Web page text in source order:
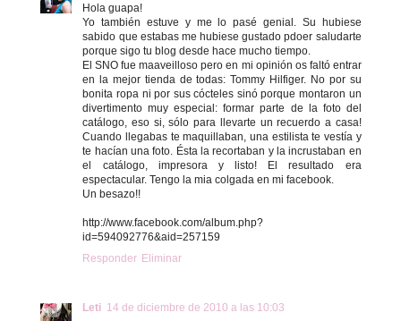
Hola guapa!
Yo también estuve y me lo pasé genial. Su hubiese
sabido que estabas me hubiese gustado pdoer saludarte
porque sigo tu blog desde hace mucho tiempo.
El SNO fue maaveilloso pero en mi opinión os faltó entrar
en la mejor tienda de todas: Tommy Hilfiger. No por su
bonita ropa ni por sus cócteles sinó porque montaron un
divertimento muy especial: formar parte de la foto del
catálogo, eso si, sólo para llevarte un recuerdo a casa!
Cuando llegabas te maquillaban, una estilista te vestía y
te hacían una foto. Ésta la recortaban y la incrustaban en
el catálogo, impresora y listo! El resultado era
espectacular. Tengo la mia colgada en mi facebook.
Un besazo!!
http://www.facebook.com/album.php?
id=594092776&aid=257159
Responder Eliminar
Leti 14 de diciembre de 2010 a las 10:03